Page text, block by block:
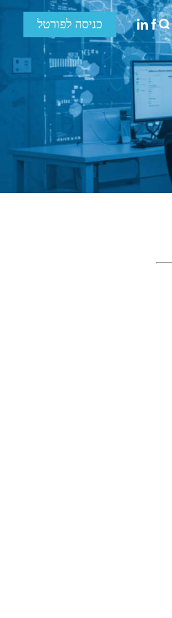
כניסה לפורטל